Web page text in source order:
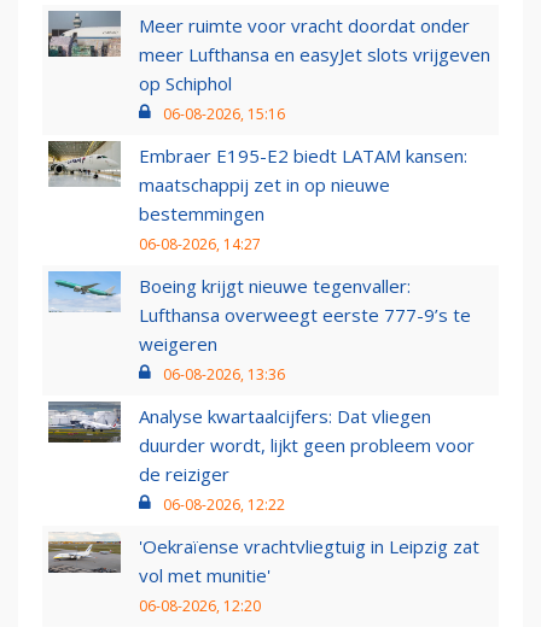
Meer ruimte voor vracht doordat onder
meer Lufthansa en easyJet slots vrijgeven
op Schiphol
06-08-2026, 15:16
Embraer E195-E2 biedt LATAM kansen:
maatschappij zet in op nieuwe
bestemmingen
06-08-2026, 14:27
Boeing krijgt nieuwe tegenvaller:
Lufthansa overweegt eerste 777-9’s te
weigeren
06-08-2026, 13:36
Analyse kwartaalcijfers: Dat vliegen
duurder wordt, lijkt geen probleem voor
de reiziger
06-08-2026, 12:22
'Oekraïense vrachtvliegtuig in Leipzig zat
vol met munitie'
06-08-2026, 12:20